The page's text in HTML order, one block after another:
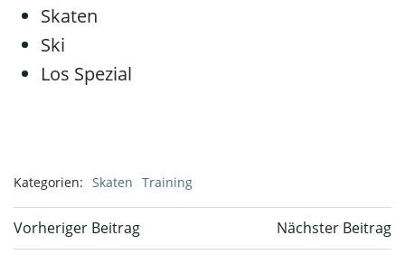
Skaten
Ski
Los Spezial
Kategorien: Skaten Training
Beitragsnavigation
Vorheriger Beitrag Nächster Beitrag